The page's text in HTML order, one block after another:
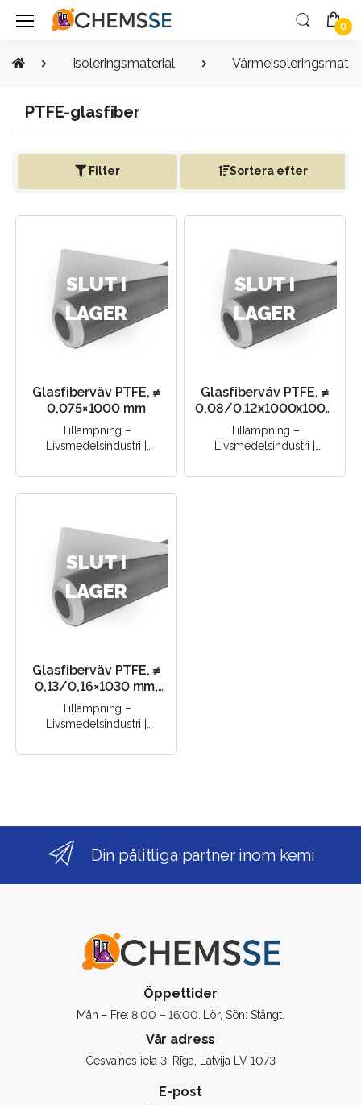
0
Isoleringsmaterial
PTFE-glasfiber
Filter Sortera efter
SLUT I
LAGER
Glasfiberväv PTFE, ≠
0,075×1000 mm
Tillämpning –
Livsmedelsindustri |
Förpackningsindustri |
Bilindustri | Kemisk..
SLUT I
LAGER
Glasfiberväv PTFE, ≠
0,08/0,12x1000x1000
mm, självhäftande
Tillämpning –
Livsmedelsindustri |
Förpackningsindustri |
SLUT I
LAGER
Glasfiberväv PTFE, ≠
0,13/0,16×1030 mm,
självhäftande
Tillämpning –
Livsmedelsindustri |
Förpackningsindustri |
Din pålitliga partner inom kemi
Öppettider
Mån – Fre: 8:00 – 16:00. Lör, Sön: Stängt.
Vår adress
Cesvaines iela 3, Rīga, Latvija LV-1073
E-post